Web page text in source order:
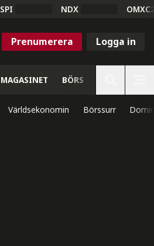
NDX
Prenumerera Logga in
BÖRS
Världsekonomin Börssurr